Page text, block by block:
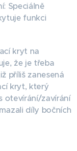
Speciálně
funkci
kryt na
že je třeba
příliš zanesená
kryt, který
otevírání/zavírání
díly bočních